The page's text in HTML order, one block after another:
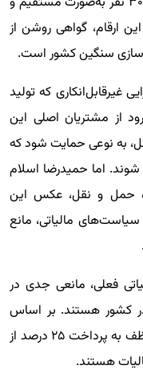
ارقام، گواهی روشن از
سنگین کشور است.
غیرقابل‌انکاری که تولید
از مشتریان اصلی این
به نوعی حمایت شود که
شوند. اما حمیدرضا اسلام
حمل و نقل، عکس این
مالیاتی، مانع
فعلی، مانعی جدی در
کشور هستند. بر اساس
این سیاست‌ها، شرکت‌های حمل‌ونقل موظف به پرداخت ۲۵ درصد از
هستند.